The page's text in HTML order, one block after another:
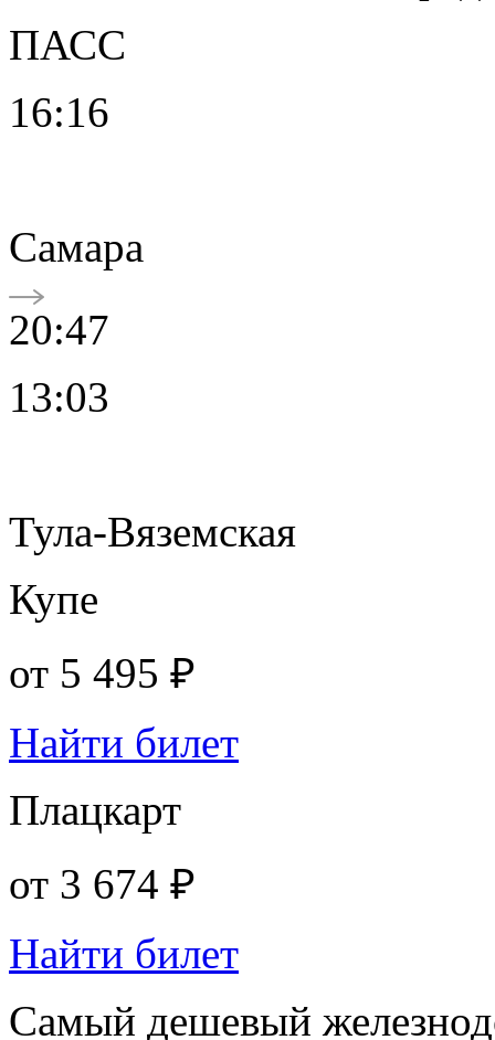
ПАСС
16:16
Самара
20:47
13:03
Тула-Вяземская
Купе
от 5 495 ₽
Найти билет
Плацкарт
от 3 674 ₽
Найти билет
Самый дешевый